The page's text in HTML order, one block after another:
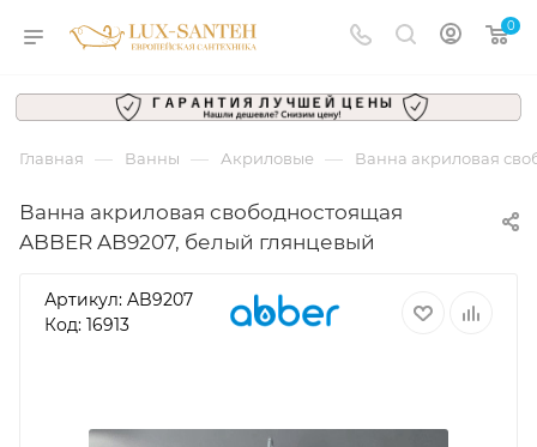
0
Главная — Ванны — Акриловые — Ванна акриловая
Ванна акриловая свободностоящая
ABBER AB9207, белый глянцевый
Артикул: AB9207
Код: 16913